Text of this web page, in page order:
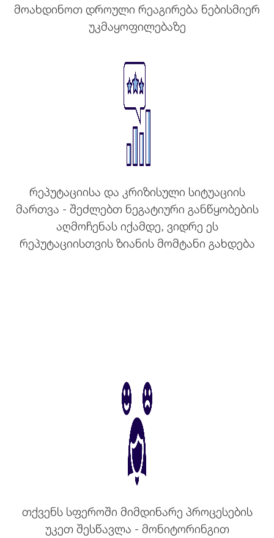
მოახდინოთ დროული რეაგირება ნებისმიერ
უკმაყოფილებაზე
რეპუტაციისა და კრიზისული სიტუაციის
მართვა - შეძლებთ ნეგატიური განწყობების
აღმოჩენას იქამდე, ვიდრე ეს
რეპუტაციისთვის ზიანის მომტანი გახდება
თქვენს სფეროში მიმდინარე პროცესების
უკეთ შესწავლა - მონიტორინგით